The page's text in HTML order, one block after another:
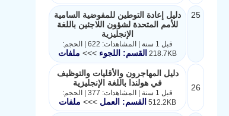
25
دليل إعادة التوطين للمفوضية السامية
للأمم المتحدة لشؤون اللاجئين باللغة
الإنجليزية
قبل 1 سنة | المشاهدات: 622 | الحجم:
218.7KB القسم: اللجوء >>> ملفات
26
دليل المهاجرون والأقليات والتوظيف
في هولندا باللغة الإنجليزية
قبل 1 سنة | المشاهدات: 377 | الحجم:
512.2KB القسم: العمل >>> ملفات